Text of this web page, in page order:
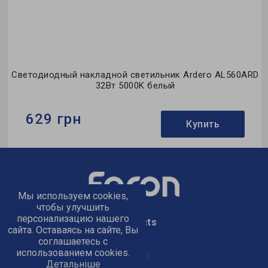
Светодиодный накладной светильник Ardero AL560ARD
32Вт 5000K белый
629 грн Купить
Тип светильника:накладной
Тип источника света:LED
text_kontacts
text_golov_ofis
Мы используем cookies,
чтобы улучшить
персонализацию нашего
сайта. Оставаясь на сайте, Вы
соглашаетесь с
использованием cookies.
Детальніше